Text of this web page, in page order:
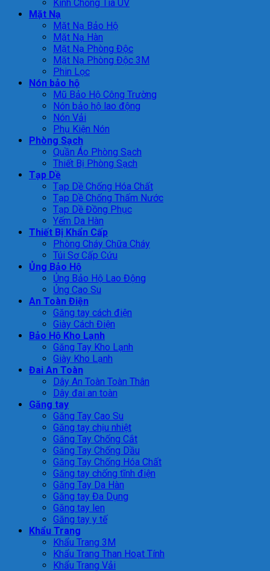
Kính Chống Tia UV
Mặt Nạ
Mặt Nạ Bảo Hộ
Mặt Nạ Hàn
Mặt Nạ Phòng Độc
Mặt Nạ Phòng Độc 3M
Phin Lọc
Nón bảo hộ
Mũ Bảo Hộ Công Trường
Nón bảo hộ lao động
Nón Vải
Phụ Kiện Nón
Phòng Sạch
Quần Áo Phòng Sạch
Thiết Bị Phòng Sạch
Tạp Dề
Tạp Dề Chống Hóa Chất
Tạp Dề Chống Thấm Nước
Tạp Dề Đồng Phục
Yếm Da Hàn
Thiết Bị Khẩn Cấp
Phòng Cháy Chữa Cháy
Túi Sơ Cấp Cứu
Ủng Bảo Hộ
Ủng Bảo Hộ Lao Động
Ủng Cao Su
An Toàn Điện
Găng tay cách điện
Giày Cách Điện
Bảo Hộ Kho Lạnh
Găng Tay Kho Lạnh
Giày Kho Lạnh
Đai An Toàn
Dây An Toàn Toàn Thân
Dây đai an toàn
Găng tay
Găng Tay Cao Su
Găng tay chịu nhiệt
Găng Tay Chống Cắt
Găng Tay Chống Dầu
Găng Tay Chống Hóa Chất
Găng tay chống tĩnh điện
Găng Tay Da Hàn
Găng tay Đa Dụng
Găng tay len
Găng tay y tế
Khẩu Trang
Khẩu Trang 3M
Khẩu Trang Than Hoạt Tính
Khẩu Trang Vải